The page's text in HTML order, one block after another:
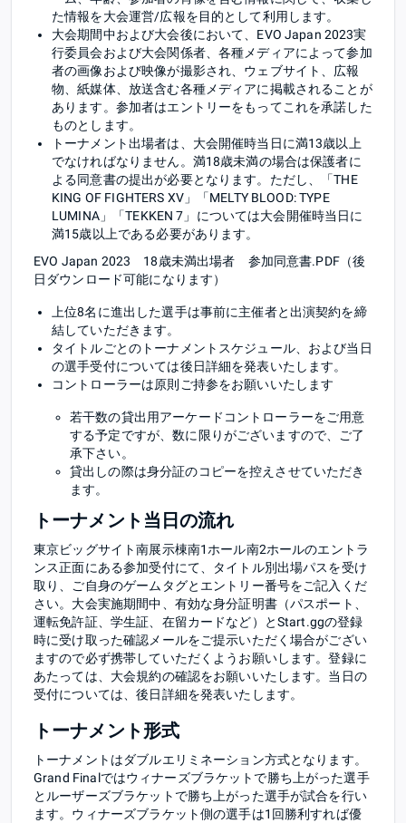
た情報を大会運営/広報を目的として利用します。
大会期間中および大会後において、EVO Japan 2023実
行委員会および大会関係者、各種メディアによって参加
者の画像および映像が撮影され、ウェブサイト、広報
物、紙媒体、放送含む各種メディアに掲載されることが
あります。参加者はエントリーをもってこれを承諾した
ものとします。
トーナメント出場者は、大会開催時当日に満13歳以上
でなければなりません。満18歳未満の場合は保護者に
よる同意書の提出が必要となります。ただし、「THE
KING OF FIGHTERS XV」「MELTY BLOOD: TYPE
LUMINA」「TEKKEN 7」については大会開催時当日に
満15歳以上である必要があります。
EVO Japan 2023 18歳未満出場者 参加同意書.PDF（後
日ダウンロード可能になります）
上位8名に進出した選手は事前に主催者と出演契約を締
結していただきます。
タイトルごとのトーナメントスケジュール、および当日
の選手受付については後日詳細を発表いたします。
コントローラーは原則ご持参をお願いいたします
若干数の貸出用アーケードコントローラーをご用意
する予定ですが、数に限りがございますので、ご了
承下さい。
貸出しの際は身分証のコピーを控えさせていただき
ます。
トーナメント当日の流れ
東京ビッグサイト南展示棟南1ホール南2ホールのエントラ
ンス正面にある参加受付にて、タイトル別出場パスを受け
取り、ご自身のゲームタグとエントリー番号をご記入くだ
さい。大会実施期間中、有効な身分証明書（パスポート、
運転免許証、学生証、在留カードなど）とStart.ggの登録
時に受け取った確認メールをご提示いただく場合がござい
ますので必ず携帯していただくようお願いします。登録に
あたっては、大会規約の確認をお願いいたします。当日の
受付については、後日詳細を発表いたします。
トーナメント形式
トーナメントはダブルエリミネーション方式となります。
Grand Finalではウィナーズブラケットで勝ち上がった選手
とルーザーズブラケットで勝ち上がった選手が試合を行い
ます。ウィナーズブラケット側の選手は1回勝利すれば優